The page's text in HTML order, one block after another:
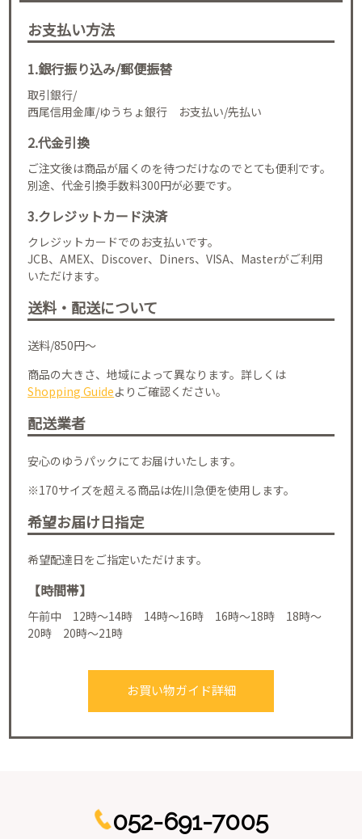
お支払い方法
1.銀行振り込み/郵便振替
取引銀行/
西尾信用金庫/ゆうちょ銀行 お支払い/先払い
2.代金引換
ご注文後は商品が届くのを待つだけなのでとても便利です。
別途、代金引換手数料300円が必要です。
3.クレジットカード決済
クレジットカードでのお支払いです。
JCB、AMEX、Discover、Diners、VISA、Masterがご利用
いただけます。
送料・配送について
送料/850円～
商品の大きさ、地域によって異なります。詳しくは
Shopping Guideよりご確認ください。
配送業者
安心のゆうパックにてお届けいたします。
※170サイズを超える商品は佐川急便を使用します。
希望お届け日指定
希望配達日をご指定いただけます。
【時間帯】
午前中 12時～14時 14時～16時 16時～18時 18時～
20時 20時～21時
お買い物ガイド詳細
052-691-7005